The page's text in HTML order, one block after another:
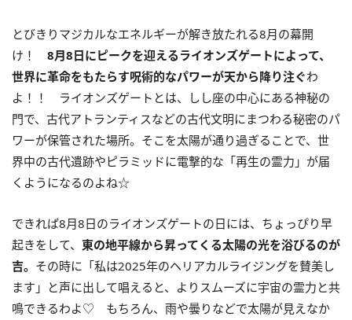
とびきりマジカルなエネルギーが解き放たれる8月の幕開
け！ 8月8日にピークを迎えるライオンズゲートによって、
世界に革命をもたらす呪術的なパワーが天から降り注ぐわ
よ！！ ライオンズゲートとは、しし座の中心にある神秘の
門で、古代アトランティスなどの古代文明にまつわる秘密のパ
ワーが保管された場所。そこを太陽が通り過ぎることで、世
界中の古代遺跡やピラミッドに電撃的な「再生の霊力」が届
くようになるのよね☆
できれば8月8日のライオンズゲートの日には、ちょっぴり早
起きをして、 東の地平線から昇ってくる太陽の光を浴びるのが
吉。 その時に「私は2025年のヘリアカルライジングを賛美し
ます」と声に出して唱えると、よりスムーズに宇宙の霊力と共
鳴できるわよ♡ もちろん、雨や曇りなどで太陽が見えなか